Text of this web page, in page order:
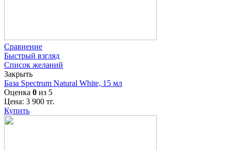
Сравнение
Быстрый взгляд
Список желаний
Закрыть
База Spectrum Natural White, 15 мл
Оценка 0 из 5
Цена: 3 900 тг.
Купить